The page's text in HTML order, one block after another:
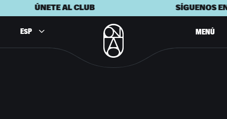
ÚNETE AL CLUB SÍGUENOS EN
ESP MENÚ